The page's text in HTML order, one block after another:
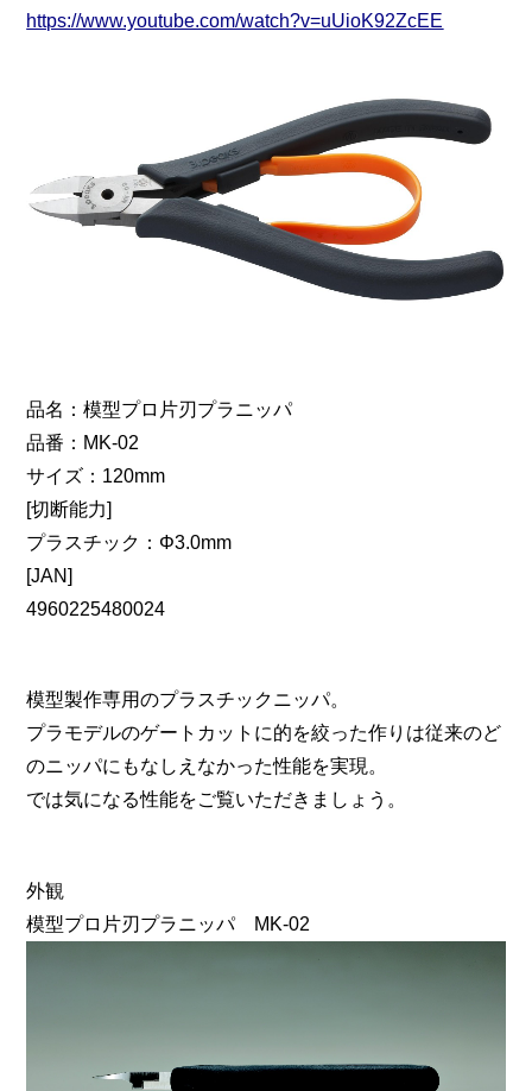
https://www.youtube.com/watch?v=uUioK92ZcEE
品名：模型プロ片刃プラニッパ
品番：MK-02
サイズ：120mm
[切断能力]
プラスチック：Φ3.0mm
[JAN]
4960225480024
模型製作専用のプラスチックニッパ。
プラモデルのゲートカットに的を絞った作りは従来のど
のニッパにもなしえなかった性能を実現。
では気になる性能をご覧いただきましょう。
外観
模型プロ片刃プラニッパ MK-02